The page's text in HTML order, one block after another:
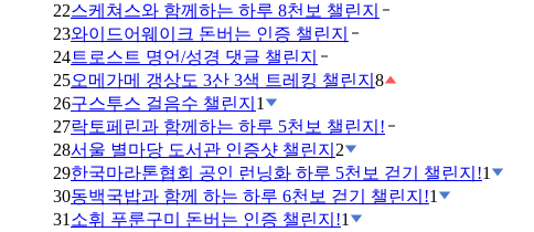
22스케쳐스와 함께하는 하루 8천보 챌린지
23와이드어웨이크 돈버는 인증 챌린지
24트로스트 명언/성경 댓글 챌린지
25오메가메 갱상도 3산 3색 트레킹 챌린지 8
26구스투스 걸음수 챌린지 1
27락토페린과 함께하는 하루 5천보 챌린지!
28서울 별마당 도서관 인증샷 챌린지 2
29한국마라톤협회 공인 런닝화 하루 5천보 걷기 챌린지!1
30동백국밥과 함께 하는 하루 6천보 걷기 챌린지!1
31 소휘 푸룬구미 돈버는 인증 챌린지!1